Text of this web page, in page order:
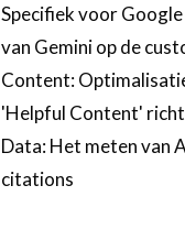
Specifiek voor
van Gemini op de
Content:
'Helpful Content'
Data: Het meten van
citations